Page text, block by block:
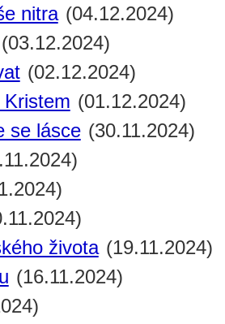
nitra (04.12.2024)
(03.12.2024)
(02.12.2024)
(01.12.2024)
se lásce (30.11.2024)
života (19.11.2024)
(16.11.2024)